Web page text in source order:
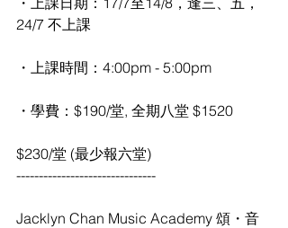
24/7 不上課
・上課時間：4:00pm - 5:00pm
・學費：$190/堂, 全期八堂 $1520
$230/堂 (最少報六堂)
-------------------------------
Jacklyn Chan Music Academy 頌・音